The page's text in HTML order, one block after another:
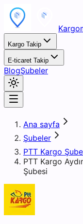
Kargo Takip
E-ticaret Takip
BlogŞubeler
Ana sayfa
Şubeler
PTT Kargo
PTT Kargo
Şubesi